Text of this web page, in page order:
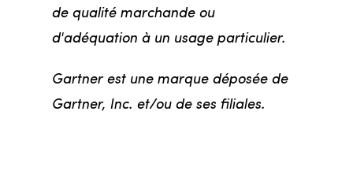
de qualité marchande ou
d'adéquation à un usage particulier.
Gartner est une marque déposée de
Gartner, Inc. et/ou de ses filiales.